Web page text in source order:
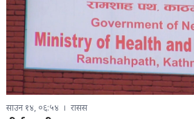
साउन १४, ०६:५४ रासस